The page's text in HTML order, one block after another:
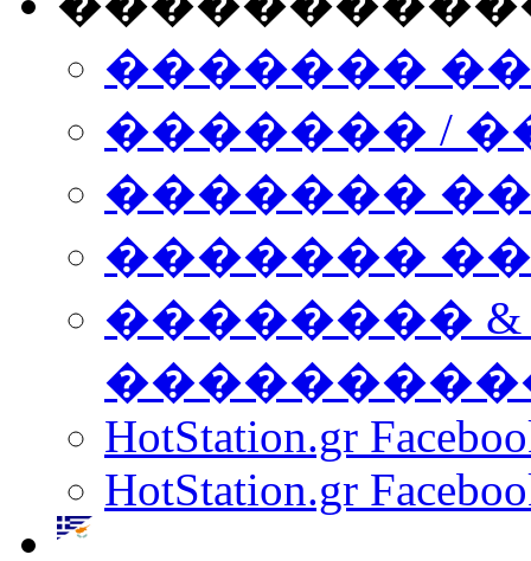
�������
������� /
�������
������� ���
��������
HotStation.gr
HotStation.gr